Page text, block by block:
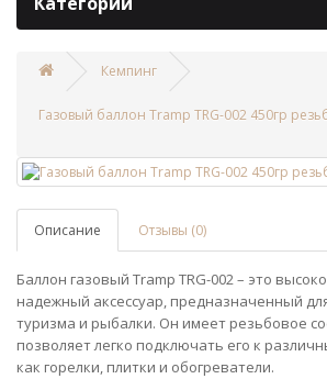
Кемпинг
Газовый баллон Tramp TRG-002 450гр
Описание Отзывы (0)
Баллон газовый Tramp TRG-002 – это
надежный аксессуар, предназначенный
туризма и рыбалки. Он имеет резьбовое
позволяет легко подключать его к
как горелки, плитки и обогреватели.